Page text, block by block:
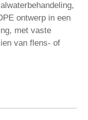
ontwerp in een
met vaste
van flens- of